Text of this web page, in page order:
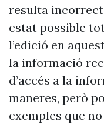
resulta
estat possible
l’edició en
la informació
d’accés a la
maneres, però
exemples que